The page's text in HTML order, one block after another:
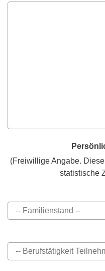
(Freiwillige Angabe.
statistische